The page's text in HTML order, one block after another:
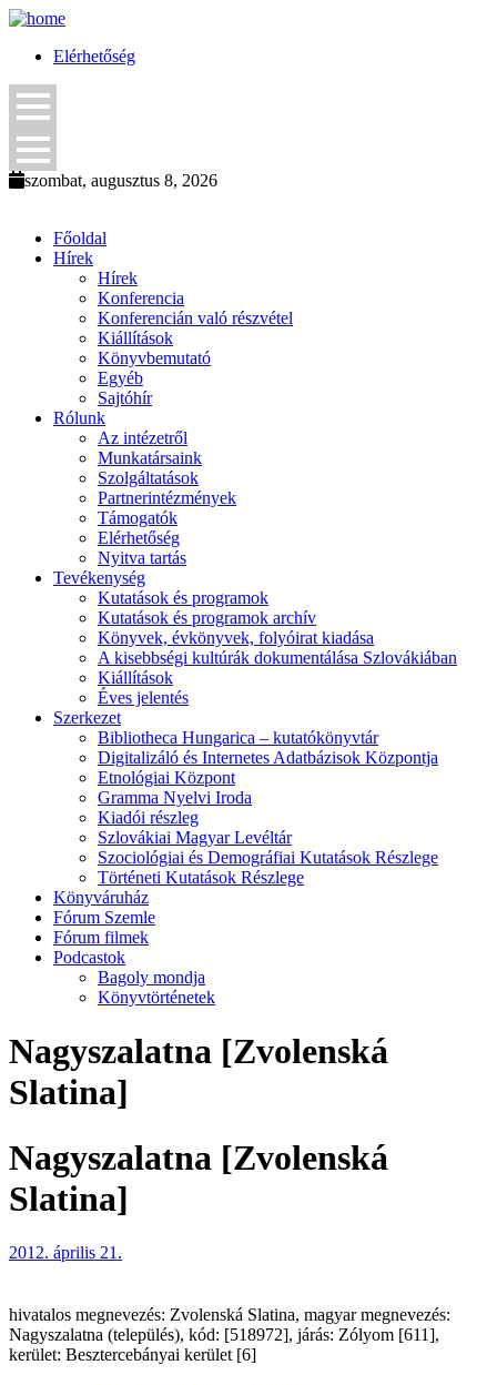
Elérhetőség
szombat, augusztus 8, 2026
Főoldal
Hírek
Hírek
Konferencia
Konferencián való részvétel
Kiállítások
Könyvbemutató
Egyéb
Sajtóhír
Rólunk
Az intézetről
Munkatársaink
Szolgáltatások
Partnerintézmények
Támogatók
Elérhetőség
Nyitva tartás
Tevékenység
Kutatások és programok
Kutatások és programok archív
Könyvek, évkönyvek, folyóirat kiadása
A kisebbségi kultúrák dokumentálása Szlovákiában
Kiállítások
Éves jelentés
Szerkezet
Bibliotheca Hungarica – kutatókönyvtár
Digitalizáló és Internetes Adatbázisok Központja
Etnológiai Központ
Gramma Nyelvi Iroda
Kiadói részleg
Szlovákiai Magyar Levéltár
Szociológiai és Demográfiai Kutatások Részlege
Történeti Kutatások Részlege
Könyváruház
Fórum Szemle
Fórum filmek
Podcastok
Bagoly mondja
Könyvtörténetek
Nagyszalatna [Zvolenská
Slatina]
Nagyszalatna [Zvolenská
Slatina]
2012. április 21.
hivatalos megnevezés: Zvolenská Slatina, magyar megnevezés:
Nagyszalatna (település), kód: [518972], járás: Zólyom [611],
kerület: Besztercebányai kerület [6]